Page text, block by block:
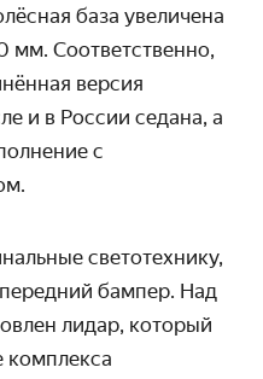
база увеличена
мм. Соответственно,
версия
и в России седана, а
с
светотехнику,
бампер. Над
лидар, который
комплекса